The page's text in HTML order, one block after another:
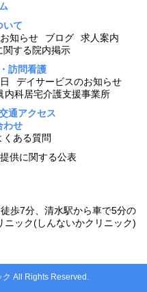
いて
お知らせ ブログ
求人案内
関する院内掲示
訪問看護
デイサービスのお知らせ
内科居宅介護支援事業所
通アクセス
わせ
くある質問
供に関する公表
歩7分、清水駅から車で5分の
ック(しんないかクリニック)
All Rights Reserved.